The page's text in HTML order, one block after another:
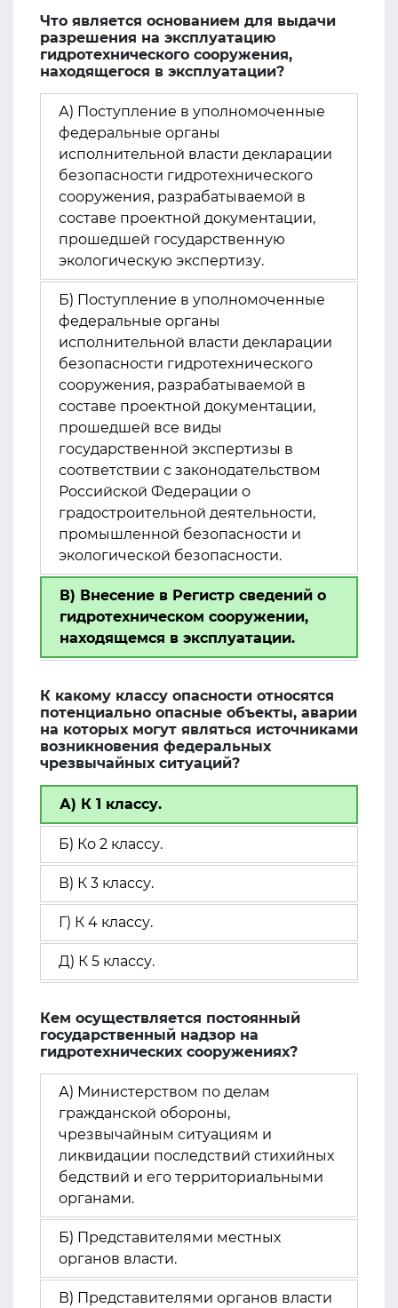
Что является основанием для выдачи
разрешения на эксплуатацию
гидротехнического сооружения,
находящегося в эксплуатации?
А) Поступление в уполномоченные
федеральные органы
исполнительной власти декларации
безопасности гидротехнического
сооружения, разрабатываемой в
составе проектной документации,
прошедшей государственную
экологическую экспертизу.
Б) Поступление в уполномоченные
федеральные органы
исполнительной власти декларации
безопасности гидротехнического
сооружения, разрабатываемой в
составе проектной документации,
прошедшей все виды
государственной экспертизы в
соответствии с законодательством
Российской Федерации о
градостроительной деятельности,
промышленной безопасности и
экологической безопасности.
В) Внесение в Регистр сведений о
гидротехническом сооружении,
находящемся в эксплуатации.
К какому классу опасности относятся
потенциально опасные объекты, аварии
на которых могут являться источниками
возникновения федеральных
чрезвычайных ситуаций?
А) К 1 классу.
Б) Ко 2 классу.
В) К 3 классу.
Г) К 4 классу.
Д) К 5 классу.
Кем осуществляется постоянный
государственный надзор на
гидротехнических сооружениях?
А) Министерством по делам
гражданской обороны,
чрезвычайным ситуациям и
ликвидации последствий стихийных
бедствий и его территориальными
органами.
Б) Представителями местных
органов власти.
В) Представителями органов власти